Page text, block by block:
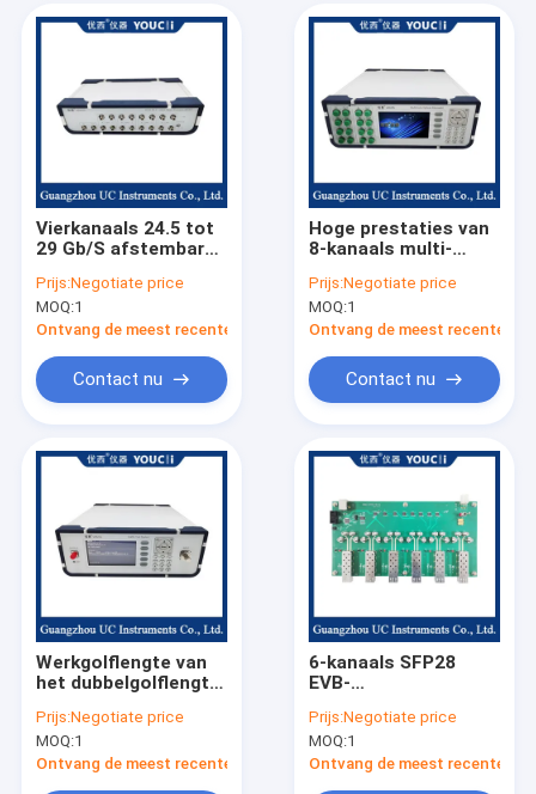
Ongeveer ons
Kwaliteitscontrole
Nieuws
Vierkanaals 24.5 tot
29 Gb/S afstembare
TOSA/ROSA-
apparaten
Prijs:Negotiate price
MOQ:1
Ontvang de meest recente Prijs
Contact nu
Hoge prestaties van
8-kanaals multi-
attenuator met
display
Prijs:Negotiate price
MOQ:1
Ontvang de meest recente
Contact nu
Werkgolflengte van
het dubbelgolflengte-
is optioneel
Prijs:Negotiate price
MOQ:1
Ontvang de meest recente Prijs
6-kanaals SFP28
EVB-
compatibiliteit is
goed
Prijs:Negotiate price
MOQ:1
Ontvang de meest recente